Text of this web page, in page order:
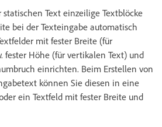
Text einzeilige Textblöcke
bei der Texteingabe automatisch
mit fester Breite (für
fester Höhe (für vertikalen Text) und
einrichten. Beim Erstellen von
können Sie diesen in eine
ein Textfeld mit fester Breite und